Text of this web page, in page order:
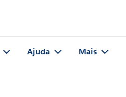
Ajuda Mais